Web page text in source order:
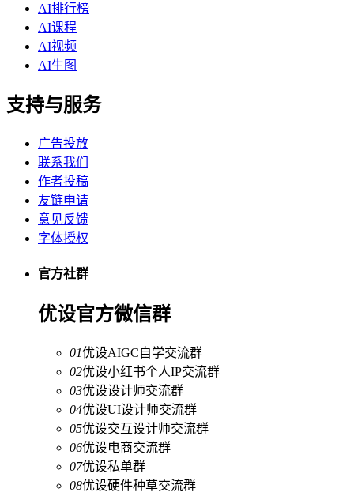
AI排行榜
AI课程
AI视频
AI生图
支持与服务
广告投放
联系我们
作者投稿
友链申请
意见反馈
字体授权
官方社群
优设官方微信群
01优设AIGC自学交流群
02优设小红书个人IP交流群
03优设设计师交流群
04优设UI设计师交流群
05优设交互设计师交流群
06优设电商交流群
07优设私单群
08优设硬件种草交流群